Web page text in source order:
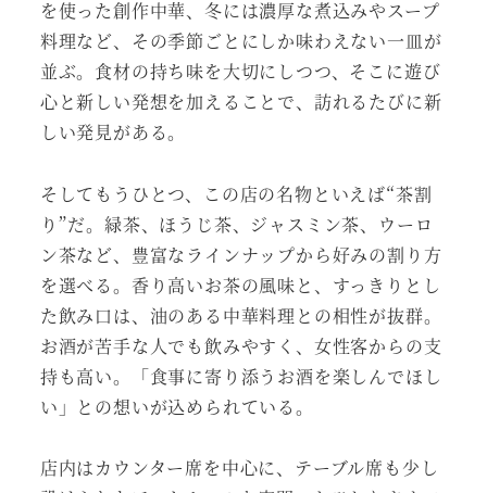
を使った創作中華、冬には濃厚な煮込みやスープ
料理など、その季節ごとにしか味わえない一皿が
並ぶ。食材の持ち味を大切にしつつ、そこに遊び
心と新しい発想を加えることで、訪れるたびに新
しい発見がある。
そしてもうひとつ、この店の名物といえば“茶割
り”だ。緑茶、ほうじ茶、ジャスミン茶、ウーロ
ン茶など、豊富なラインナップから好みの割り方
を選べる。香り高いお茶の風味と、すっきりとし
た飲み口は、油のある中華料理との相性が抜群。
お酒が苦手な人でも飲みやすく、女性客からの支
持も高い。「食事に寄り添うお酒を楽しんでほし
い」との想いが込められている。
店内はカウンター席を中心に、テーブル席も少し